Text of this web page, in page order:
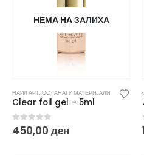
НЕМА НА ЗАЛИХА
НАИЛ АРТ,ОСТАНАТИ МАТЕРИЈАЛИ
Clear foil gel – 5ml
0out of 5
450,00 ден